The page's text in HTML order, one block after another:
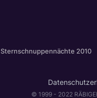
Sternschnuppennächte 2010
© 1999 - 2022